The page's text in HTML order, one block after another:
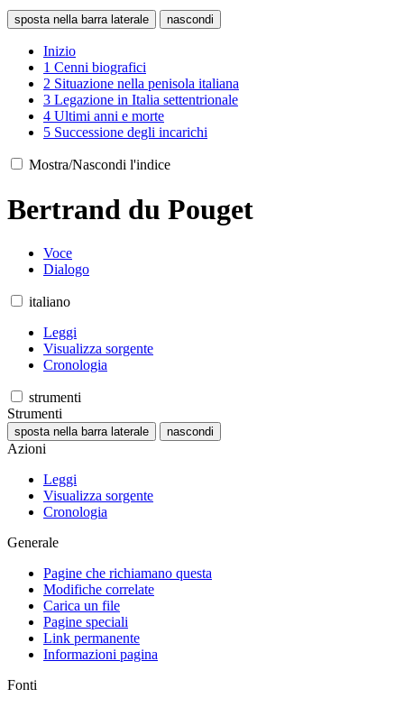
sposta nella barra laterale nascondi
Inizio
1 Cenni biografici
2 Situazione nella penisola italiana
3 Legazione in Italia settentrionale
4 Ultimi anni e morte
5 Successione degli incarichi
Mostra/Nascondi l'indice
Bertrand du Pouget
Voce
Dialogo
italiano
Leggi
Visualizza sorgente
Cronologia
strumenti
Strumenti
sposta nella barra laterale nascondi
Azioni
Leggi
Visualizza sorgente
Cronologia
Generale
Pagine che richiamano questa
Modifiche correlate
Carica un file
Pagine speciali
Link permanente
Informazioni pagina
Fonti